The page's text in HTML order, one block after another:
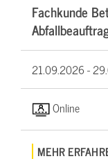
Fachkunde
21.09.2026 -
Online
MEHR